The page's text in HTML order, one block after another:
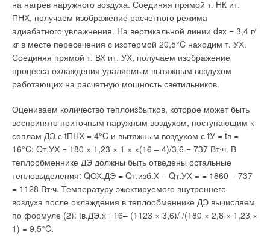
на нагрев наружного воздуха. Соединяя прямой т. НК ит.
ПНХ, получаем изображение расчетного режима
адиабатного увлажнения. На вертикальной линии dвх = 3,4 г/
кг в месте пересечения с изотермой 20,5°C находим т. УХ.
Соединяя прямой т. ВХ ит. УХ, получаем изображение
процесса охлаждения удаляемым вытяжным воздухом
работающих на расчетную мощность светильников.
Оцениваем количество теплоизбытков, которое может быть
воспринято приточным наружным воздухом, поступающим к
соплам ДЭ с tПНХ = 4°C и вытяжным воздухом с tУ = tв =
16°C: Qт.УХ = 180 × 1,23 × 1 × ×(16 – 4)/3,6 = 737 Вт⋅ч. В
теплообменнике ДЭ должны быть отведены остальные
тепловыделения: QОХ.ДЭ = Qт.изб.Х – Qт.УХ = = 1860 – 737
= 1128 Вт⋅ч. Температуру эжектируемого внутреннего
воздуха после охлаждения в теплообменнике ДЭ вычисляем
по формуле (2): tв.ДЭ.х =16– (1123 × 3,6)/ /(180 × 2,8 × 1,23 ×
1) = 9,5°C.
системы, а общее количество управляемых контуров может
достигать шестнадцати. Основанная на передовой
микропроцессорной технологии, учитывающая погодные
условия, система Logamatic обеспечивает постоянную, без
скачков и перепадов, температуру в помещениях.
В 2006 г. фирме BUDERUS исполняется 275 лет. В течение
качества, долговечности и престижа. Ежедневно
оборудование BUDERUS дарит миллионам людей во всем
мире тепло и комфорт. BUDERUS — тепло Вашему дому
ТЕХНОЛОГИЯ THERMOSTREAM
Значительного прогресса в развитии чугунной отопительной
техники BUDERUS достиг с разработкой технологии
THERMOSTREAM, на основе которой удается предотвратить
понижение температуры в топочной камере ниже точки
росы. Принцип технологии THERMOSTREAM состоит в